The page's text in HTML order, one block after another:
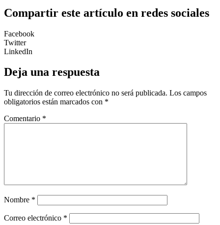
Compartir este artículo en redes sociales
Facebook
Twitter
LinkedIn
Deja una respuesta
Tu dirección de correo electrónico no será publicada. Los campos
obligatorios están marcados con *
Comentario *
Nombre *
Correo electrónico *